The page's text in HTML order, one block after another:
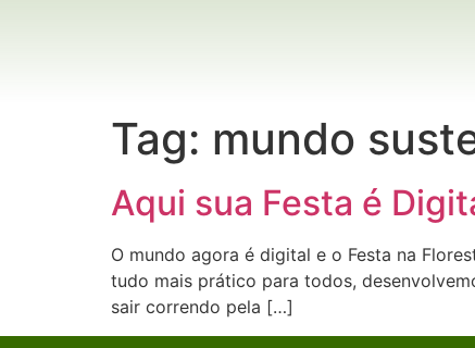
Tag: mundo
Aqui sua Festa é
O mundo agora é digital e o Festa na
tudo mais prático para todos,
sair correndo pela […]